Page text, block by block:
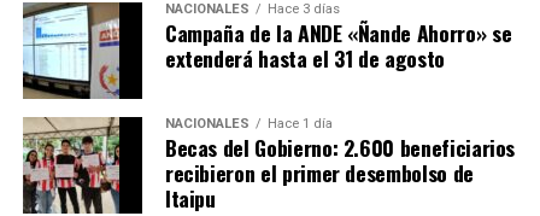
NACIONALES Hace 3 días
Campaña de la ANDE «Ñande Ahorro» se
extenderá hasta el 31 de agosto
NACIONALES Hace 1 día
Becas del Gobierno: 2.600 beneficiarios
recibieron el primer desembolso de
Itaipu